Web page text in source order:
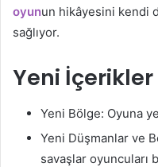
oyunun hikâyesini kendi
sağlıyor.
Yeni
Yeni Bölge: Oyuna
Yeni Düşmanlar ve
savaşlar oyuncuları